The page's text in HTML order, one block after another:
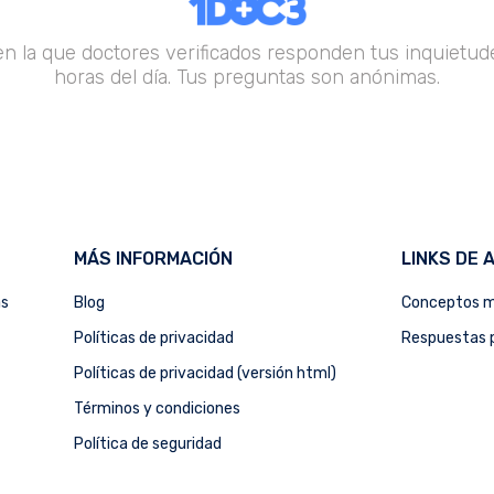
la que doctores verificados responden tus
horas del día. Tus preguntas son anónimas.
MÁS INFORMACIÓN
Blog
Políticas de privacidad
Políticas de privacidad (versión html)
Términos y condiciones
Política de seguridad
LINKS DE
Conceptos
Respuestas